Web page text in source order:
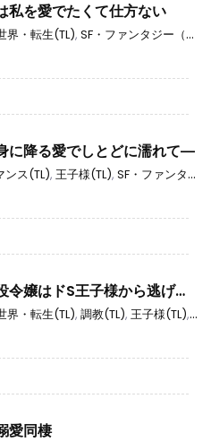
私を愛でたくて仕方ない
界・転生(TL), SF・ファンタジー（TL）
に降る愛でしとどに濡れて―
ンス(TL), 王子様(TL), SF・ファンタジー（TL）
令嬢はドS王子様から逃げ出
界・転生(TL), 調教(TL), 王子様(TL), SF
愛同棲